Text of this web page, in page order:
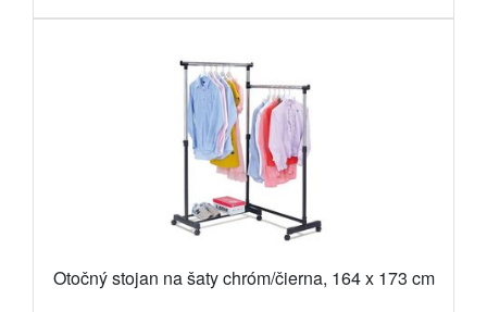
Otočný stojan na šaty chróm/čierna, 164 x 173 cm